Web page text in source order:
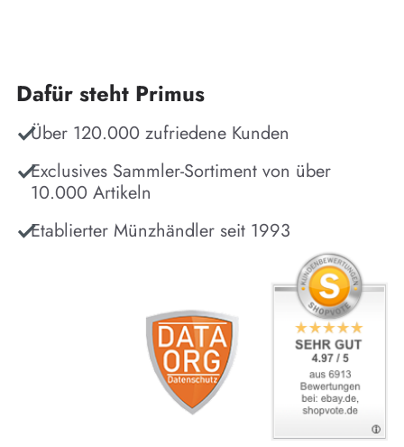
Dafür steht Primus
Über 120.000 zufriedene Kunden
Exclusives Sammler-Sortiment von über
10.000 Artikeln
Etablierter Münzhändler seit 1993